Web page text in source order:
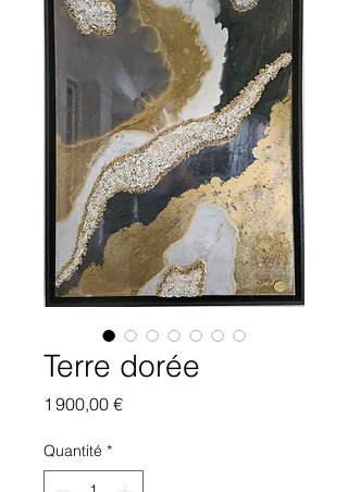
Terre dorée
1 900,00 €Prix
Quantité *